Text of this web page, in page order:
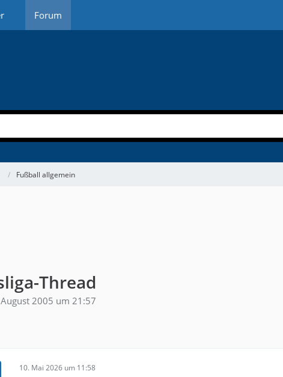
Forum
Fußball allgemein
Thread
2005 um 21:57
10. Mai 2026 um 11:58